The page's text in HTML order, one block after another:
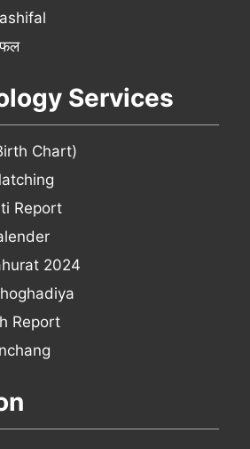
Services
Chart)
Report
2024
Report